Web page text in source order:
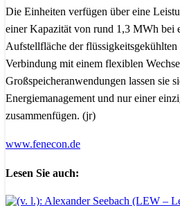
Die Einheiten verfügen über eine
einer Kapazität von rund 1,3 MWh bei
Aufstellfläche der
Verbindung mit einem flexiblen
Großspeicheranwendungen lassen sie
Energiemanagement und nur einer
zusammenfügen. (jr)
www.fenecon.de
Lesen Sie auch: